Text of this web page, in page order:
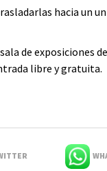
hacia un
de exposiciones
libre y gratuita.